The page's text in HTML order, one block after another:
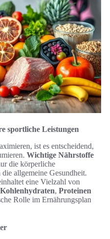
sportliche Leistungen
ist es entscheidend,
Wichtige Nährstoffe
die körperliche
allgemeine Gesundheit.
eine Vielzahl von
Kohlenhydraten, Proteinen
Rolle im Ernährungsplan